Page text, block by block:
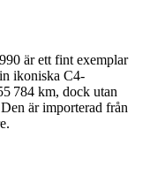
är ett fint exemplar
ikoniska C4-
784 km, dock utan
är importerad från